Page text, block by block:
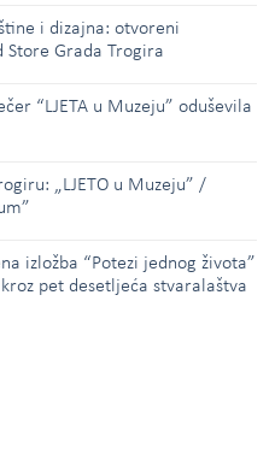
i dizajna: otvoreni
Store Grada Trogira
“LJETA u Muzeju” oduševila
„LJETO u Muzeju” /
izložba “Potezi jednog života”
pet desetljeća stvaralaštva